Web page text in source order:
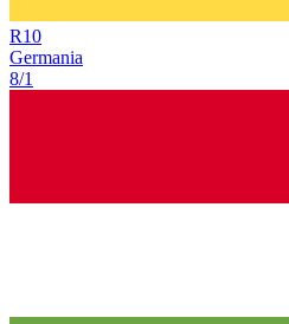
R10
Germania
8/1